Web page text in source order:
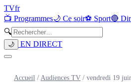
TVfr
📺 Programmes🌙 Ce soir⚽ Sport🔴
🔍
🌙 EN DIRECT
Accueil / Audiences TV / vendredi 19